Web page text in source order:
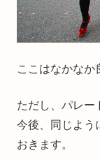
ここはなかなか
ただし、パレー
今後、同じよう
おきます。